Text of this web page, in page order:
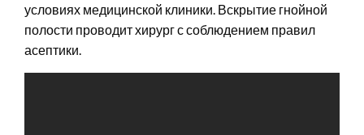
условиях медицинской клиники. Вскрытие гнойной
полости проводит хирург с соблюдением правил
асептики.